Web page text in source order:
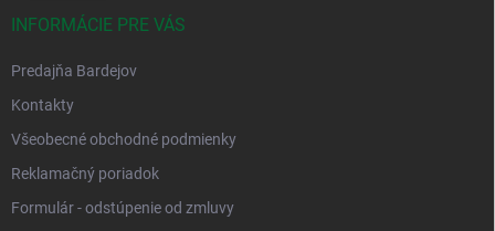
INFORMÁCIE PRE VÁS
Predajňa Bardejov
Kontakty
Všeobecné obchodné podmienky
Reklamačný poriadok
Formulár - odstúpenie od zmluvy